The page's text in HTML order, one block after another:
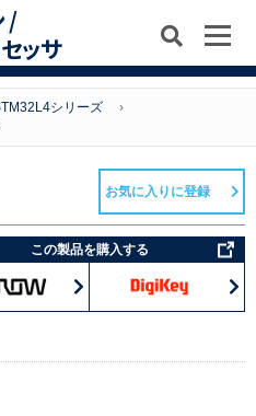
/
ッサ
シリーズ
この製品を購入する
お気に入りに登録